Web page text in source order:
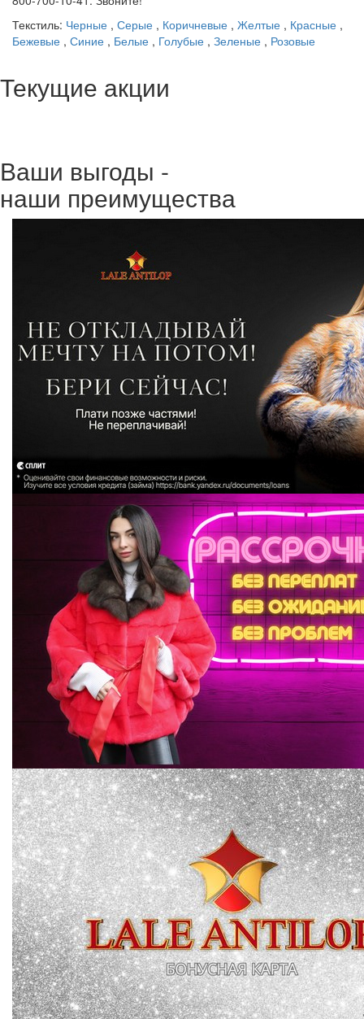
Текстиль: Черные , Серые , Коричневые , Желтые , Красные ,
Бежевые , Синие , Белые , Голубые , Зеленые , Розовые
Текущие акции
Ваши выгоды -
наши преимущества